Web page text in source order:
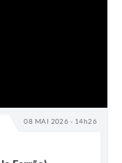
08 MAI 2026 - 14h26